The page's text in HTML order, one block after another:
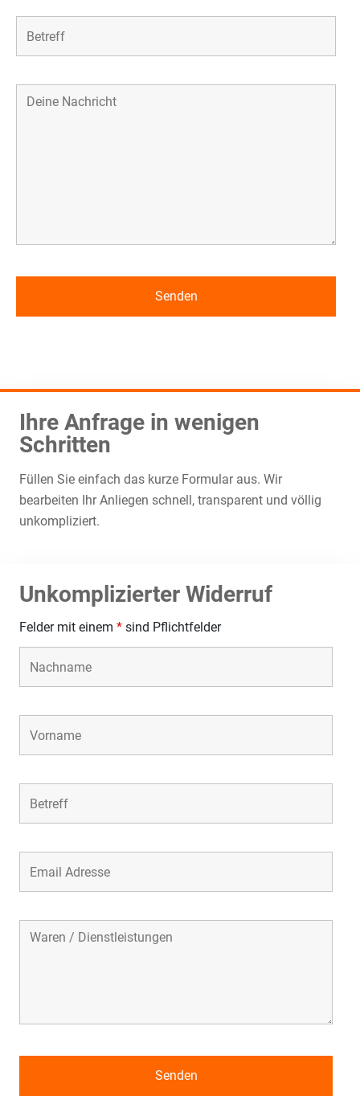
Ihre Anfrage in wenigen
Schritten
Füllen Sie einfach das kurze Formular aus. Wir
bearbeiten Ihr Anliegen schnell, transparent und völlig
unkompliziert.
Unkomplizierter Widerruf
Felder mit einem * sind Pflichtfelder